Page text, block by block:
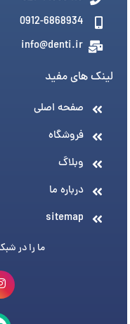
0912-6868934
info@denti.ir
لینک های مفید
صفحه اصلی
فروشگاه
وبلاگ
درباره ما
sitemap
ما را در